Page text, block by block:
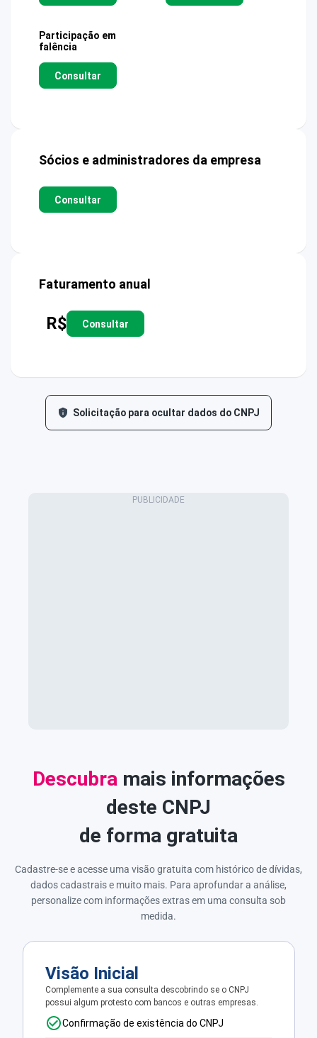
Participação em
falência
Consultar
Sócios e administradores da empresa
Consultar
Faturamento anual
R$ Consultar
Solicitação para ocultar dados do CNPJ
Descubra mais informações
deste CNPJ
de forma gratuita
Cadastre-se e acesse uma visão gratuita com histórico de dívidas,
dados cadastrais e muito mais. Para aprofundar a análise,
personalize com informações extras em uma consulta sob
medida.
Visão Inicial
Complemente a sua consulta descobrindo se o CNPJ
possui algum protesto com bancos e outras empresas.
Confirmação de existência do CNPJ